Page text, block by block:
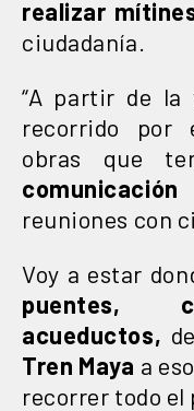
realizar
ciudadanía.
“A partir de la
recorrido por
obras que
reuniones con
Voy a estar
puentes,
acueductos,
Tren Maya a
recorrer todo el